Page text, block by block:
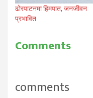
ढोरपाटनमा हिमपात, जनजीवन
प्रभावित
Comments
comments